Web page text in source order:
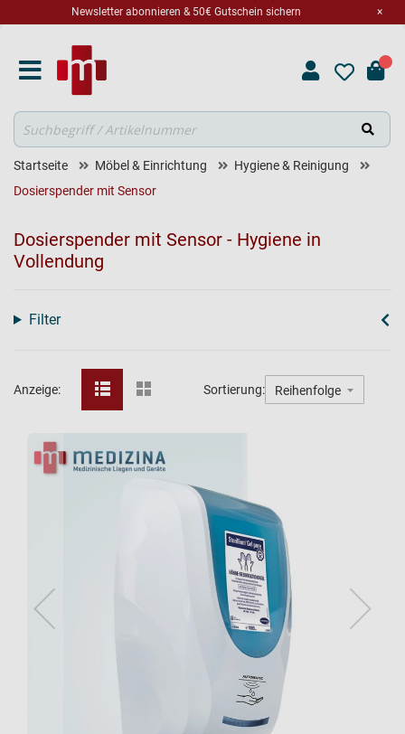
×
Newsletter abonnieren & 50€ Gutschein sichern
Suche
Startseite Möbel & Einrichtung
Hygiene & Reinigung
Dosierspender mit Sensor
Dosierspender mit Sensor - Hygiene in
Vollendung
Filter
Anzeige: Sortierung: